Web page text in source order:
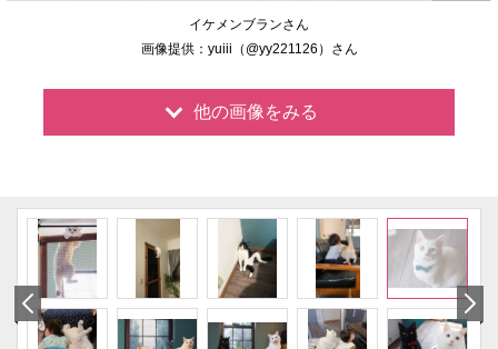
イケメンブランさん
画像提供：yuiii（@yy221126）さん
他の画像をみる